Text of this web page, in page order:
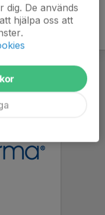
dig. De används
hjälpa oss att